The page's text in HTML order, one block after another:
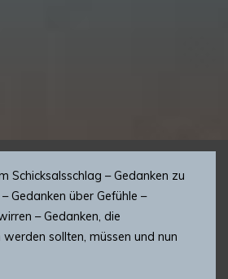
Schicksalsschlag – Gedanken zu
Gedanken über Gefühle –
– Gedanken, die
sollten, müssen und nun